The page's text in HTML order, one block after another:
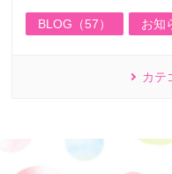
BLOG（57） お知
カテ